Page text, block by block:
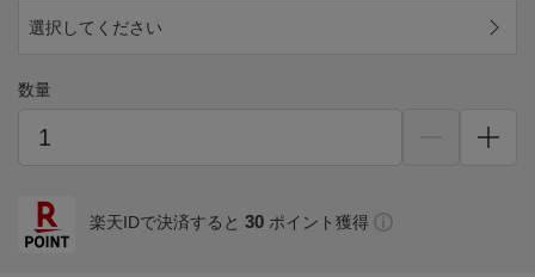
選択してください
数量
楽天IDで決済すると 30 ポイント獲得